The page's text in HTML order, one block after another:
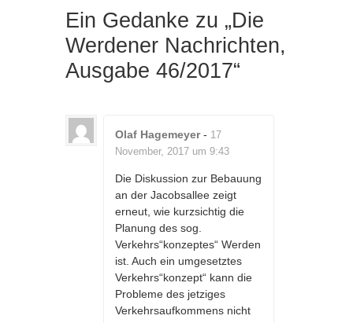
Ein Gedanke zu „Die
Werdener Nachrichten,
Ausgabe 46/2017“
Olaf Hagemeyer- 17
November, 2017 um 9:43
Die Diskussion zur Bebauung
an der Jacobsallee zeigt
erneut, wie kurzsichtig die
Planung des sog.
Verkehrs“konzeptes“ Werden
ist. Auch ein umgesetztes
Verkehrs“konzept“ kann die
Probleme des jetziges
Verkehrsaufkommens nicht